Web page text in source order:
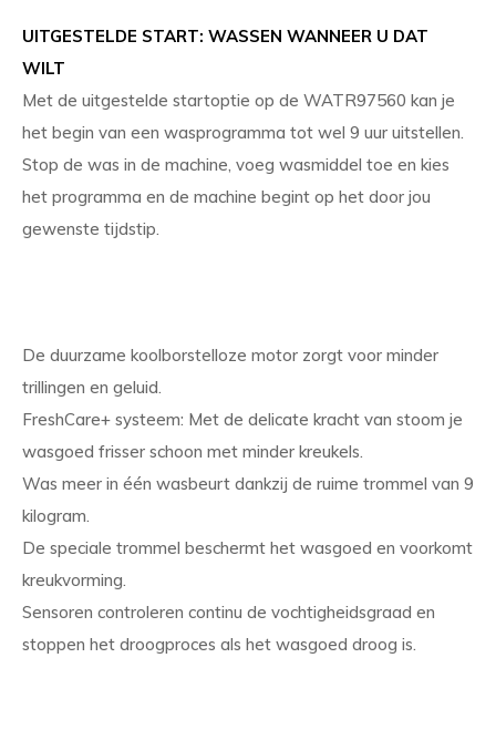
UITGESTELDE START: WASSEN WANNEER U DAT
WILT
Met de uitgestelde startoptie op de WATR97560 kan je
het begin van een wasprogramma tot wel 9 uur uitstellen.
Stop de was in de machine, voeg wasmiddel toe en kies
het programma en de machine begint op het door jou
gewenste tijdstip.
De duurzame koolborstelloze motor zorgt voor minder
trillingen en geluid.
FreshCare+ systeem: Met de delicate kracht van stoom je
wasgoed frisser schoon met minder kreukels.
Was meer in één wasbeurt dankzij de ruime trommel van 9
kilogram.
De speciale trommel beschermt het wasgoed en voorkomt
kreukvorming.
Sensoren controleren continu de vochtigheidsgraad en
stoppen het droogproces als het wasgoed droog is.